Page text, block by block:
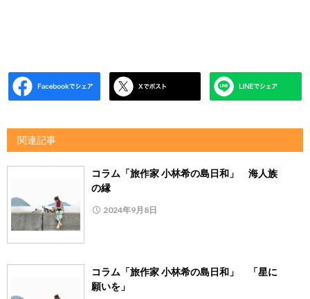
関連記事
コラム「旅作家 小林希の島日和」 海人族
の縁
2024年9月8日
コラム「旅作家 小林希の島日和」 「星に
願いを」